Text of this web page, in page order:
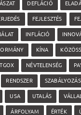
DEFLÁCIÓ
FEJLESZTÉS
INFLÁCIÓ
KÍNA
NÉVTELENSÉG
RENDSZER SZABÁLYOZÁS
USA UTALÁS
ÁRFOLYAM ÉRTÉK